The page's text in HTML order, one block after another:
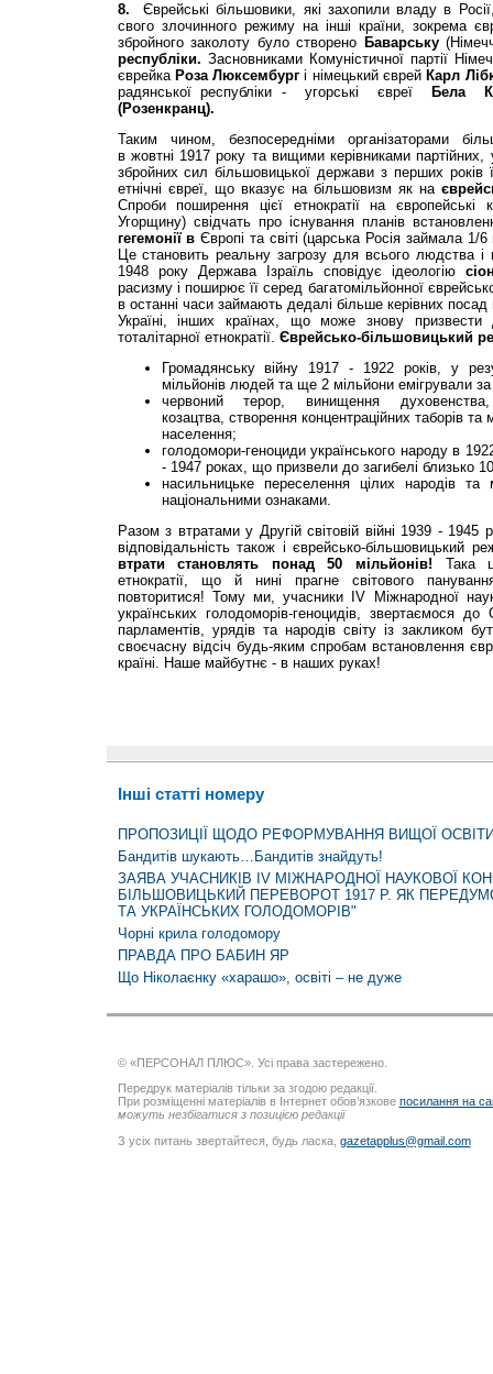
8. Єврейські більшовики, які захопили владу в
свого злочинного режиму на інші країни, зокрема
збройного заколоту було створено Баварську
республіки. Засновниками Комуністичної партії
єврейка РозаЛюксембургі німецький єврей Карл
радянської республіки - угорські євреї
Бела
(Розенкранц).
Таким чином, безпосередніми організаторами
в жовтні 1917 року та вищими керівниками партійних,
збройних сил більшовицької держави з перших років
етнічні євреї, що вказує на більшовизм як на
Спроби поширення цієї етнократії на європейські
Угорщину) свідчать про існування планів
гегемонії в Європі та світі (царська Росія займала 1/
Це становить реальну загрозу для всього людства
1948 року Держава Ізраїль сповідує ідеологію
расизму і поширює її серед багатомільйонної
в останні часи займають дедалі більше керівних
Україні, інших країнах, що може знову призвести
тоталітарної етнократії. Єврейсько-більшовицький
Громадянську війну 1917 - 1922 років, у
мільйонів людей та ще 2 мільйони емігрували
червоний терор, винищення духовенства,
козацтва, створення концентраційних таборів
населення;
голодомори-геноциди українського народу в
- 1947 роках, що призвели до загибелі близько
насильницьке переселення цілих народів
національними ознаками.
Разом з втратами у Другій світовій війні 1939 - 1945
відповідальність також і єврейсько-більшовицький
втрати становлять понад 50 мільйонів! Така
етнократії, що й нині прагне світового
повторитися! Тому ми, учасники IV Міжнародної
українських голодоморів-геноцидів, звертаємося до
парламентів, урядів та народів світу із закликом
своєчасну відсіч будь-яким спробам встановлення
країні. Наше майбутнє - в наших руках!
Інші статті номеру
ПРОПОЗИЦІЇ ЩОДО РЕФОРМУВАННЯ ВИЩОЇ
Бандитів шукають…Бандитів знайдуть!
ЗАЯВА УЧАСНИКІВ IV МІЖНАРОДНОЇ НАУКОВОЇ
БІЛЬШОВИЦЬКИЙ ПЕРЕВОРОТ 1917 Р. ЯК
ТА УКРАЇНСЬКИХ ГОЛОДОМОРІВ"
Чорні крила голодомору
ПРАВДА ПРО БАБИН ЯР
Що Ніколаєнку «харашо», освіті – не дуже
© «ПЕРСОНАЛ ПЛЮС». Усі права застережено.
Передрук матеріалів тільки за згодою редакції.
При розміщенні матеріалів в Інтернет обов’язкове посилання на
можуть незбігатися з позицією редакції
З усіх питань звертайтеся, будь ласка, gazetapplus@gmail.com